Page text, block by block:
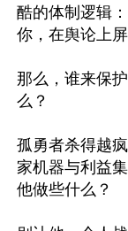
酷的体制逻辑
你，在舆论上屏
那么，谁来保
么？
孤勇者杀得越
家机器与利益
他做些什么？